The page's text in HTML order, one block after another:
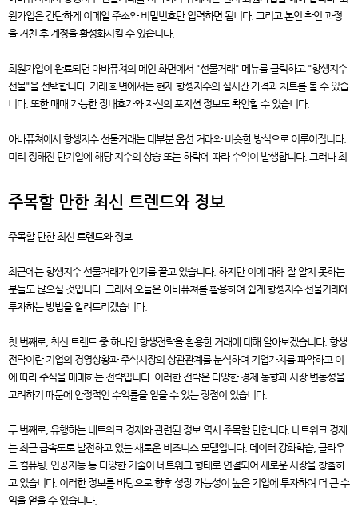
원가입은 간단하게 이메일 주소와 비밀번호만 입력하면 됩니다. 그리고 본인 확인 과정
을 거친 후 계정을 활성화시킬 수 있습니다.
회원가입이 완료되면 아바퓨쳐의 메인 화면에서 "선물거래" 메뉴를 클릭하고 "항셍지수
선물"을 선택합니다. 거래 화면에서는 현재 항셍지수의 실시간 가격과 차트를 볼 수 있습
니다. 또한 매매 가능한 장내호가와 자신의 포지션 정보도 확인할 수 있습니다.
아바퓨쳐에서 항셍지수 선물거래는 대부분 옵션 거래와 비슷한 방식으로 이루어집니다.
미리 정해진 만기일에 해당 지수의 상승 또는 하락에 따라 수익이 발생합니다. 그러나 최
주목할 만한 최신 트렌드와 정보
주목할 만한 최신 트렌드와 정보
최근에는 항셍지수 선물거래가 인기를 끌고 있습니다. 하지만 이에 대해 잘 알지 못하는
분들도 많으실 것입니다. 그래서 오늘은 아바퓨쳐를 활용하여 쉽게 항셍지수 선물거래에
투자하는 방법을 알려드리겠습니다.
첫 번째로, 최신 트렌드 중 하나인 항생전략을 활용한 거래에 대해 알아보겠습니다. 항생
전략이란 기업의 경영상황과 주식시장의 상관관계를 분석하여 기업가치를 파악하고 이
에 따라 주식을 매매하는 전략입니다. 이러한 전략은 다양한 경제 동향과 시장 변동성을
고려하기 때문에 안정적인 수익률을 얻을 수 있는 장점이 있습니다.
두 번째로, 유행하는 네트워크 경제와 관련된 정보 역시 주목할 만합니다. 네트워크 경제
는 최근 급속도로 발전하고 있는 새로운 비즈니스 모델입니다. 데이터 강화학습, 클라우
드 컴퓨팅, 인공지능 등 다양한 기술이 네트워크 형태로 연결되어 새로운 시장을 창출하
고 있습니다. 이러한 정보를 바탕으로 향후 성장 가능성이 높은 기업에 투자하여 더 큰 수
익을 얻을 수 있습니다.